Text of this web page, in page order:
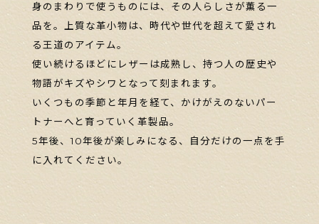
身のまわりで使うものには、その人らしさが薫る一
品を。 上質な革小物は、時代や世代を超えて愛され
る王道のアイテム。
使い続けるほどにレザーは成熟し、持つ人の歴史や
物語がキズやシワとなって刻まれます。
いくつもの季節と年月を経て、かけがえのないパー
トナーへと育っていく革製品。
5年後、10年後が楽しみになる、自分だけの一点を手
に入れてください。